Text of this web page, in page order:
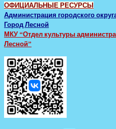
ОФИЦИАЛЬНЫЕ РЕСУРСЫ
Администрация городского
Город Лесной
МКУ “Отдел культуры
Лесной”